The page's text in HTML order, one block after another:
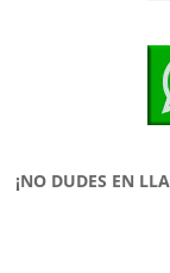
¡NO DUDES EN